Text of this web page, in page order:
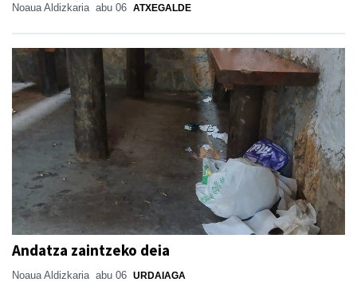
Noaua Aldizkaria abu 06 ATXEGALDE
Andatza zaintzeko deia
Noaua Aldizkaria abu 06 URDAIAGA